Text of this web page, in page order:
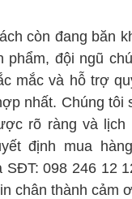
còn đang băn
phẩm, đội ngũ
mắc và hỗ trợ
nhất. Chúng tôi
rõ ràng và
định mua
SĐT: 098 246 12
chân thành cảm